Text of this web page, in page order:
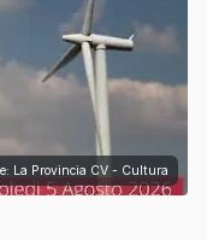
La Provincia CV - Cultura